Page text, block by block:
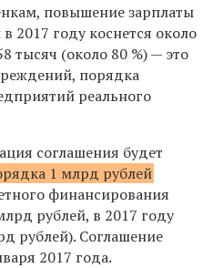
повышение зарплаты
2017 году коснется около
тысяч (около 80 %) — это
порядка
реального
соглашения будет
1 млрд рублей
финансирования
рублей, в 2017 году
рублей). Соглашение
2017 года.